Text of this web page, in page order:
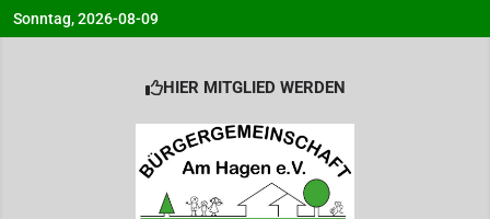
Skip
to
Sonntag, 2026-08-09
HIER MITGLIED WERDEN